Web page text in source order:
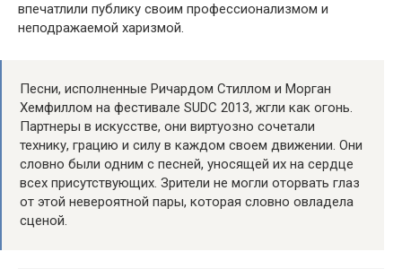
впечатлили публику своим профессионализмом и
неподражаемой харизмой.
Песни, исполненные Ричардом Стиллом и Морган
Хемфиллом на фестивале SUDC 2013, жгли как огонь.
Партнеры в искусстве, они виртуозно сочетали
технику, грацию и силу в каждом своем движении. Они
словно были одним с песней, уносящей их на сердце
всех присутствующих. Зрители не могли оторвать глаз
от этой невероятной пары, которая словно овладела
сценой.